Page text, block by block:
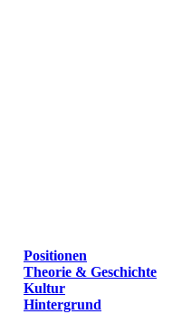
Positionen
Theorie & Geschichte
Kultur
Hintergrund